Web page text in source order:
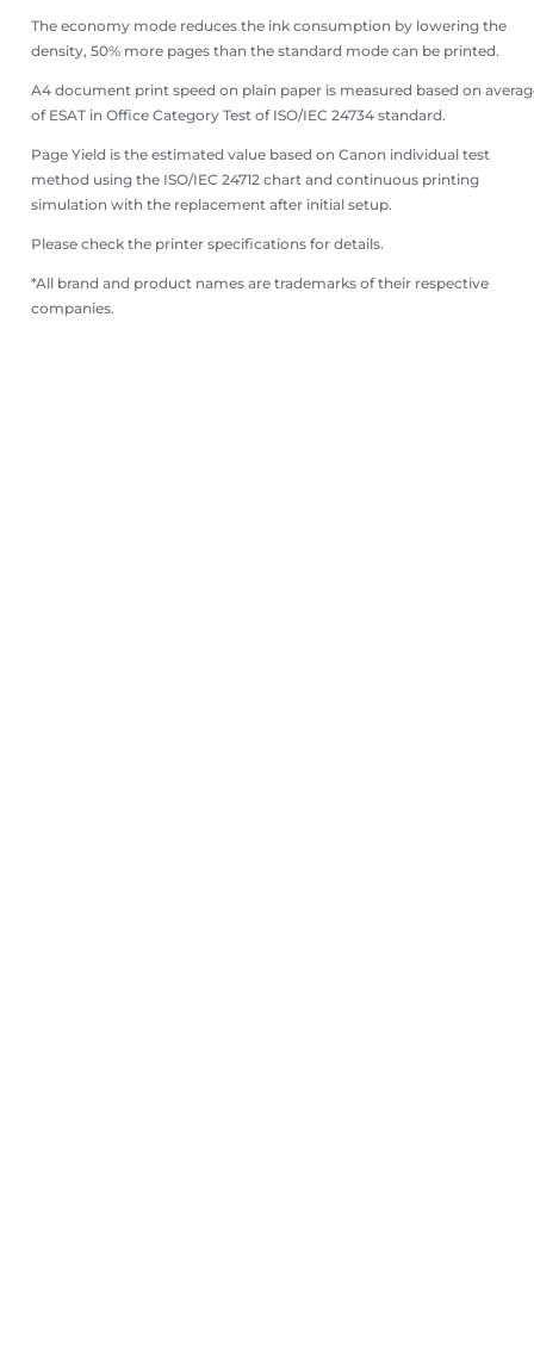
The economy mode reduces the ink consumption by lowering the
density, 50% more pages than the standard mode can be printed.
A4 document print speed on plain paper is measured based on
of ESAT in Office Category Test of ISO/IEC 24734 standard.
Page Yield is the estimated value based on Canon individual test
method using the ISO/IEC 24712 chart and continuous printing
simulation with the replacement after initial setup.
Please check the printer specifications for details.
*All brand and product names are trademarks of their respective
companies.